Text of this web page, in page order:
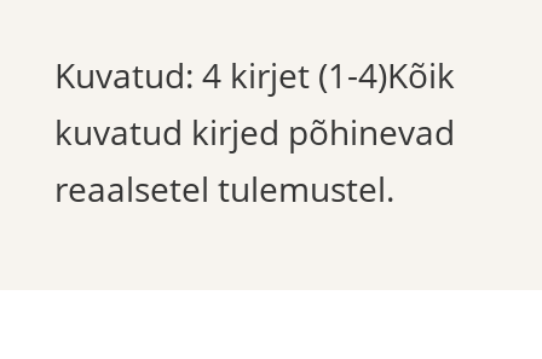
Kuvatud: 4 kirjet (1-4)Kõik
kuvatud kirjed põhinevad
reaalsetel tulemustel.